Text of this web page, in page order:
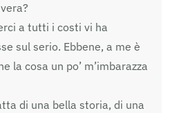
a tutti i costi vi ha
sul serio. Ebbene, a me è
la cosa un po’ m’imbarazza
di una bella storia, di una